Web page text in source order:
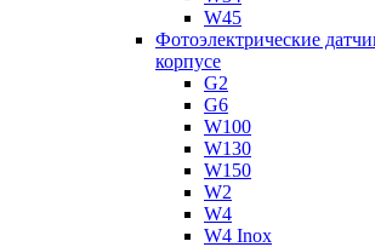
W45
Фотоэлектрические
корпусе
G2
G6
W100
W130
W150
W2
W4
W4 Inox